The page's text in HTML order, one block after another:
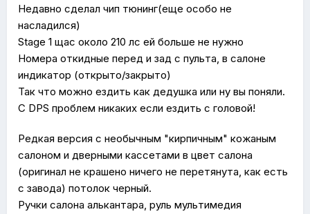
Недавно сделал чип тюнинг(еще особо не
насладился)
Stage 1 щас около 210 лс ей больше не нужно
Номера откидные перед и зад с пульта, в салоне
индикатор (открыто/закрыто)
Так что можно ездить как дедушка или ну вы поняли.
С DPS проблем никаких если ездить с головой!
Редкая версия с необычным "кирпичным" кожаным
салоном и дверными кассетами в цвет салона
(оригинал не крашено ничего не перетянута, как есть
с завода) потолок черный.
Ручки салона алькантара, руль мультимедия